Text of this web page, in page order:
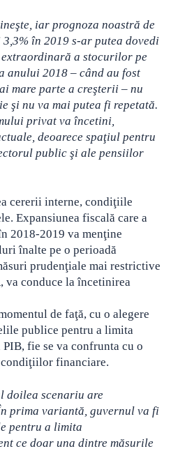
iar prognoza noastră de
în 2019 s-ar putea dovedi
a stocurilor pe
anului 2018 – când au fost
mare parte a creşterii – nu
şi nu va mai putea fi repetată.
privat va încetini,
deoarece spaţiul pentru
public şi ale pensiilor
cererii interne, condiţiile
Expansiunea fiscală care a
2018-2019 va menţine
înalte pe o perioadă
prudenţiale mai restrictive
va conduce la încetinirea
de faţă, cu o alegere
publice pentru a limita
fie se va confrunta cu o
condiţiilor financiare.
doilea scenariu are
prima variantă, guvernul va fi
pentru a limita
ce doar una dintre măsurile